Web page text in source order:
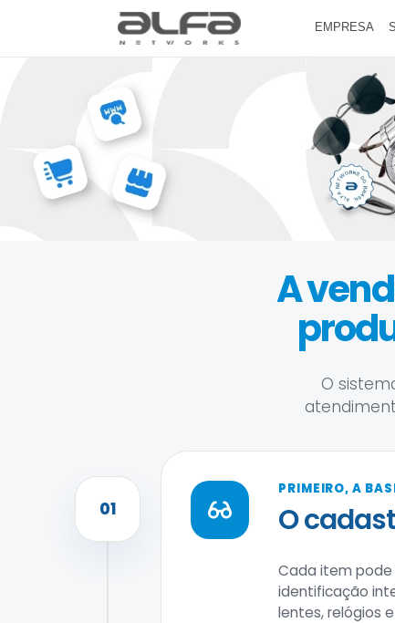
EMPRESA
A
O
01
PRIMEIRO, A
O
Cada item pode
identificação
lentes, relógios